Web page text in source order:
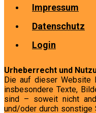
Impressum
Datenschutz
Login
Urheberrecht und
Die auf dieser Website
insbesondere Texte,
sind – soweit nicht
und/oder durch sonstige